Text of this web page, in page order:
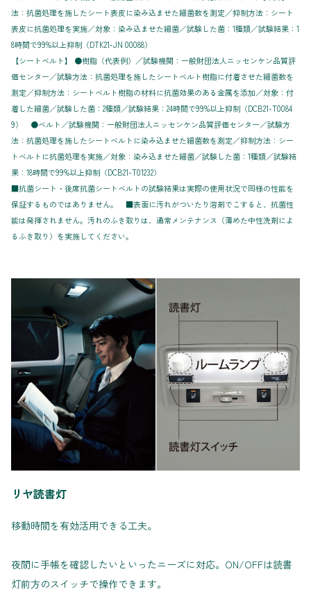
法：抗菌処理を施したシート表皮に染み込ませた細菌数を測定／抑制方法：シート
表皮に抗菌処理を実施／対象：染み込ませた細菌／試験した菌：1種類／試験結果：1
8時間で99%以上抑制（DTK21-JN 00088）
【シートベルト】 ●樹脂（代表例）／試験機関：一般財団法人ニッセンケン品質評
価センター／試験方法：抗菌処理を施したシートベルト樹脂に付着させた細菌数を
測定／抑制方法：シートベルト樹脂の材料に抗菌効果のある金属を添加／対象：付
着した細菌／試験した菌：2種類／試験結果：24時間で99%以上抑制（DCB21-T0084
9） ●ベルト／試験機関：一般財団法人ニッセンケン品質評価センター／試験方
法：抗菌処理を施したシートベルトに染み込ませた細菌数を測定／抑制方法：シー
トベルトに抗菌処理を実施／対象：染み込ませた細菌／試験した菌：1種類／試験結
果：18時間で99%以上抑制（DCB21-T01232）
■抗菌シート・後席抗菌シートベルトの試験結果は実際の使用状況で同様の性能を
保証するものではありません。 ■表面に汚れがついたり溶剤でこすると、抗菌性
能は発揮されません。汚れのふき取りは、通常メンテナンス（薄めた中性洗剤によ
るふき取り）を実施してください。
リヤ読書灯
移動時間を有効活用できる工夫。
夜間に手帳を確認したいといったニーズに対応。ON/OFFは読書
灯前方のスイッチで操作できます。